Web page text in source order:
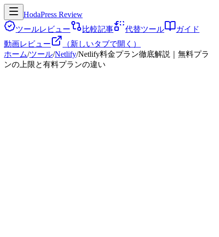
HodaPress Review
ツールレビュー
比較記事 代替ツール
ガイド
動画レビュー
（新しいタブで開く）
ホーム/ツール/Netlify/Netlify料金プラン徹底解説｜無料プラ
ンの上限と有料プランの違い